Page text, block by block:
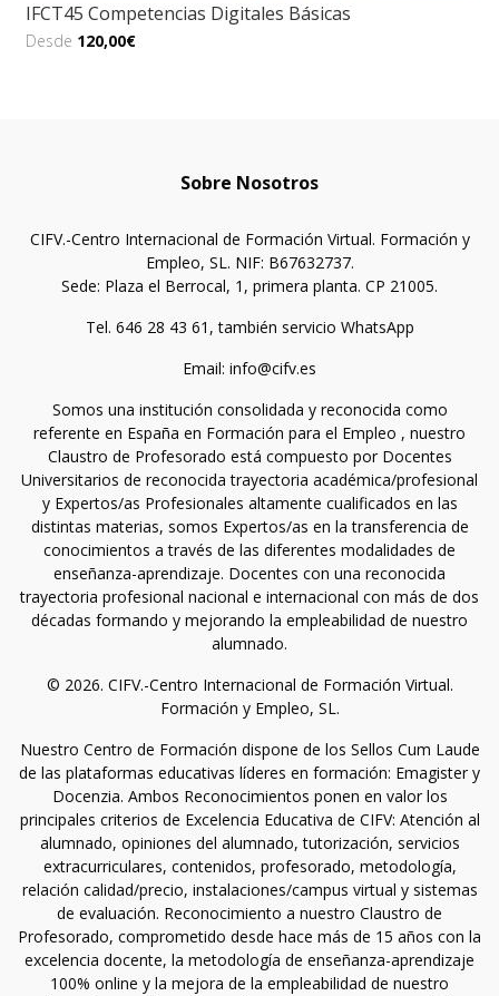
IFCT45 Competencias Digitales Básicas
Desde 120,00€
Sobre Nosotros
CIFV.-Centro Internacional de Formación Virtual. Formación y
Empleo, SL. NIF: B67632737.
Sede: Plaza el Berrocal, 1, primera planta. CP 21005.
Tel. 646 28 43 61, también servicio WhatsApp
Email: info@cifv.es
Somos una institución consolidada y reconocida como
referente en España en Formación para el Empleo , nuestro
Claustro de Profesorado está compuesto por Docentes
Universitarios de reconocida trayectoria académica/profesional
y Expertos/as Profesionales altamente cualificados en las
distintas materias, somos Expertos/as en la transferencia de
conocimientos a través de las diferentes modalidades de
enseñanza-aprendizaje. Docentes con una reconocida
trayectoria profesional nacional e internacional con más de dos
décadas formando y mejorando la empleabilidad de nuestro
alumnado.
© 2026. CIFV.-Centro Internacional de Formación Virtual.
Formación y Empleo, SL.
Nuestro Centro de Formación dispone de los Sellos Cum Laude
de las plataformas educativas líderes en formación: Emagister y
Docenzia. Ambos Reconocimientos ponen en valor los
principales criterios de Excelencia Educativa de CIFV: Atención al
alumnado, opiniones del alumnado, tutorización, servicios
extracurriculares, contenidos, profesorado, metodología,
relación calidad/precio, instalaciones/campus virtual y sistemas
de evaluación. Reconocimiento a nuestro Claustro de
Profesorado, comprometido desde hace más de 15 años con la
excelencia docente, la metodología de enseñanza-aprendizaje
100% online y la mejora de la empleabilidad de nuestro